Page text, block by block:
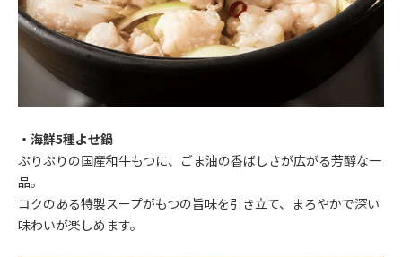
・海鮮5種よせ鍋
ぷりぷりの国産和牛もつに、ごま油の香ばしさが広がる芳醇な一
品。
コクのある特製スープがもつの旨味を引き立て、まろやかで深い
味わいが楽しめます。